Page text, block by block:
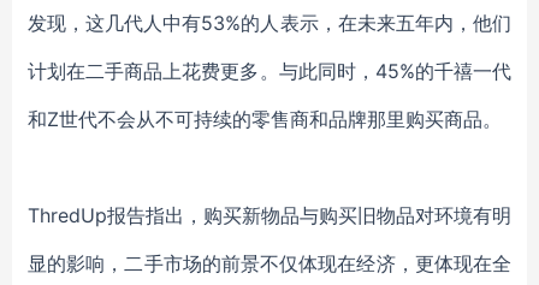
发现，这几代人中有53%的人表示，在未来五年内，他们
计划在二手商品上花费更多。与此同时，45%的千禧一代
和Z世代不会从不可持续的零售商和品牌那里购买商品。
ThredUp报告指出，购买新物品与购买旧物品对环境有明
显的影响 ，二手市场的前景不仅体现在经济，更体现在全